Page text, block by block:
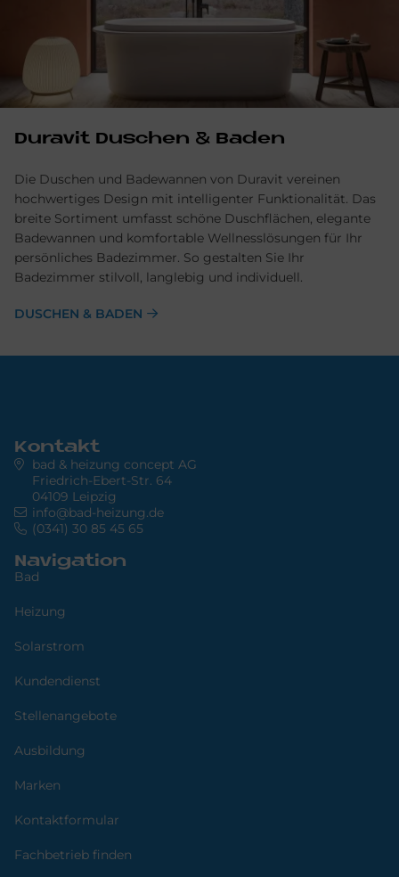
Du­ra­vit Du­schen & Ba­den
Die Duschen und Badewannen von Duravit vereinen
hochwertiges Design mit intelligenter Funktionalität. Das
breite Sortiment umfasst schöne Duschflächen, elegante
Badewannen und komfortable Wellnesslösungen für Ihr
persönliches Badezimmer. So gestalten Sie Ihr
Badezimmer stilvoll, langlebig und individuell.
DUSCHEN & BADEN
Kontakt
bad & heizung concept AG
Friedrich-Ebert-Str. 64
04109 Leipzig
info@bad-heizung.de
(0341) 30 85 45 65
Navigation
Bad
Heizung
Solarstrom
Kundendienst
Stellenangebote
Ausbildung
Marken
Kontaktformular
Fachbetrieb finden